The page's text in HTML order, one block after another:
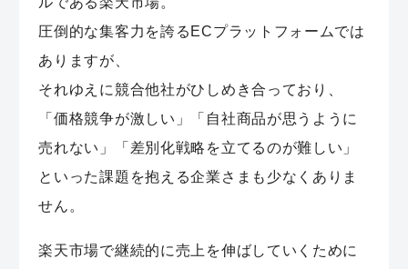
圧倒的な集客力を誇るECプラットフォームでは
ありますが、
それゆえに競合他社がひしめき合っており、
「価格競争が激しい」「自社商品が思うように
売れない」「差別化戦略を立てるのが難しい」
といった課題を抱える企業さまも少なくありま
せん。
楽天市場で継続的に売上を伸ばしていくために